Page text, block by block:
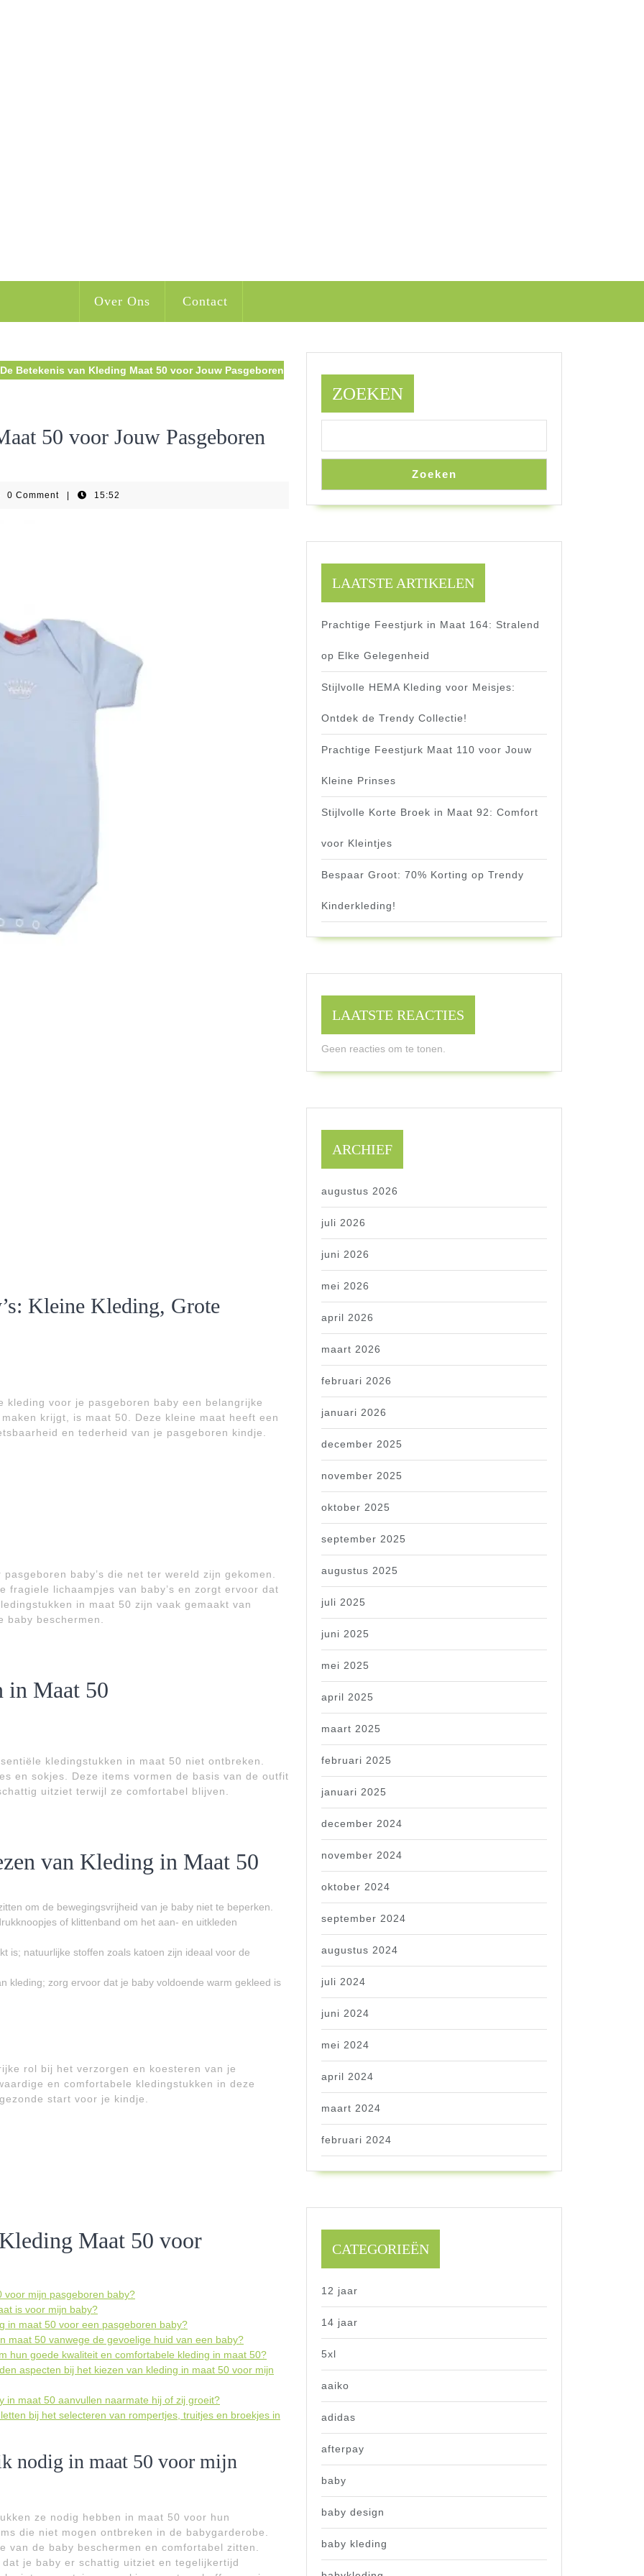
Over Ons Contact
De Betekenis van Kleding Maat 50 voor Jouw Pasgeboren
50 voor Jouw Pasgeboren
0 Comment 15:52
Kleine Kleding, Grote
voor je pasgeboren baby een belangrijke
krijgt, is maat 50. Deze kleine maat heeft een
en tederheid van je pasgeboren kindje.
baby’s die net ter wereld zijn gekomen.
fragiele lichaampjes van baby’s en zorgt ervoor dat
in maat 50 zijn vaak gemaakt van
beschermen.
in Maat 50
kledingstukken in maat 50 niet ontbreken.
en sokjes. Deze items vormen de basis van de outfit
uitziet terwijl ze comfortabel blijven.
van Kleding in Maat 50
om de bewegingsvrijheid van je baby niet te beperken.
of klittenband om het aan- en uitkleden
is; natuurlijke stoffen zoals katoen zijn ideaal voor de
kleding; zorg ervoor dat je baby voldoende warm gekleed is
rol bij het verzorgen en koesteren van je
en comfortabele kledingstukken in deze
start voor je kindje.
Maat 50 voor
voor mijn pasgeboren baby?
is voor mijn baby?
in maat 50 voor een pasgeboren baby?
maat 50 vanwege de gevoelige huid van een baby?
hun goede kwaliteit en comfortabele kleding in maat 50?
aspecten bij het kiezen van kleding in maat 50 voor mijn
in maat 50 aanvullen naarmate hij of zij groeit?
bij het selecteren van rompertjes, truitjes en broekjes in
nodig in maat 50 voor mijn
ze nodig hebben in maat 50 voor hun
die niet mogen ontbreken in de babygarderobe.
de baby beschermen en comfortabel zitten.
je baby er schattig uitziet en tegelijkertijd
ZOEKEN
Zoeken
LAATSTE ARTIKELEN
Prachtige Feestjurk in Maat 164: Stralend
op Elke Gelegenheid
Stijlvolle HEMA Kleding voor Meisjes:
Ontdek de Trendy Collectie!
Prachtige Feestjurk Maat 110 voor Jouw
Kleine Prinses
Stijlvolle Korte Broek in Maat 92: Comfort
voor Kleintjes
Bespaar Groot: 70% Korting op Trendy
Kinderkleding!
LAATSTE REACTIES
Geen reacties om te tonen.
ARCHIEF
augustus 2026
juli 2026
juni 2026
mei 2026
april 2026
maart 2026
februari 2026
januari 2026
december 2025
november 2025
oktober 2025
september 2025
augustus 2025
juli 2025
juni 2025
mei 2025
april 2025
maart 2025
februari 2025
januari 2025
december 2024
november 2024
oktober 2024
september 2024
augustus 2024
juli 2024
juni 2024
mei 2024
april 2024
maart 2024
februari 2024
CATEGORIEËN
12 jaar
14 jaar
5xl
aaiko
adidas
afterpay
baby
baby design
baby kleding